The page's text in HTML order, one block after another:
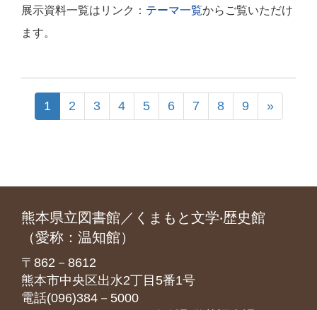
展示資料一覧はリンク： テーマ一覧からご覧いただけ
ます。
1 2 3 4 5 6 7 8 9 »
熊本県立図書館／くまもと文学‧歴史館
（愛称：温知館）
〒862－8612
熊本市中央区出水2丁目5番1号
電話(096)384－5000